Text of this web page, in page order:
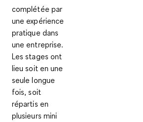
complétée par
une expérience
pratique dans
une entreprise.
Les stages ont
lieu soit en une
seule longue
fois, soit
répartis en
plusieurs mini